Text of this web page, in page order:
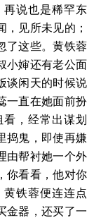
说也是稀罕东
见所未见的；
了这些。黄铁蓉
小婶还有老公面
谈闲天的时候说
一直在她面前扮
，经常出谋划
捣鬼，即使再嫌
由帮衬她一个外
你看看，他对你
铁蓉便连连点
金器，还买了一